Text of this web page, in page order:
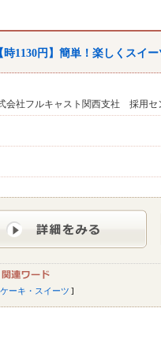
時1130円】簡単！楽しくスイ
会社フルキャスト関西支社 採用セ
ケーキ・スイーツ